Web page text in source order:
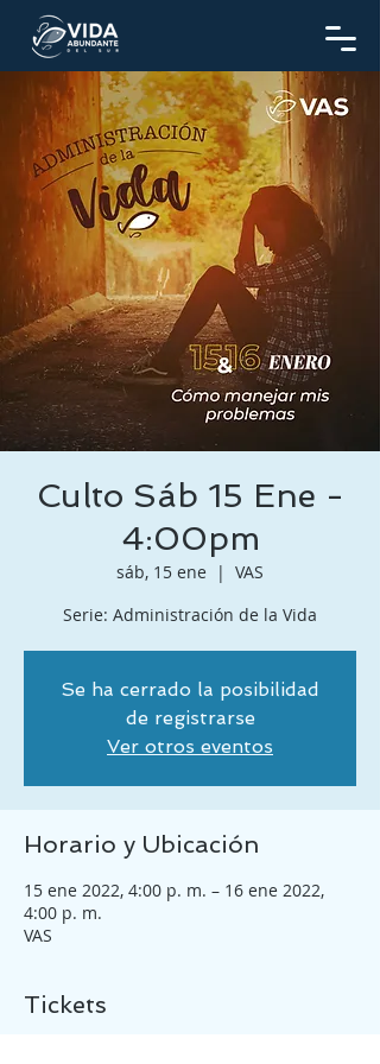
Culto Sáb 15 Ene -
4:00pm
sáb, 15 ene
  |
VAS
Serie: Administración de la Vida
Se ha cerrado la posibilidad
de registrarse
Ver otros eventos
Horario y Ubicación
15 ene 2022, 4:00 p. m. – 16 ene 2022,
4:00 p. m.
VAS
Tickets